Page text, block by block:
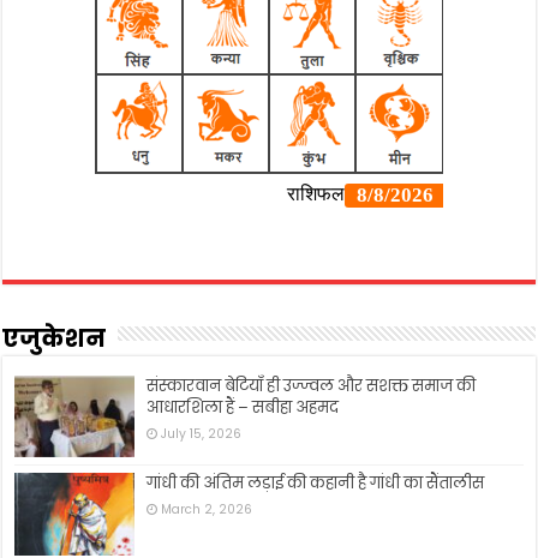
एजुकेशन
संस्कारवान बेटियाँ ही उज्ज्वल और सशक्त समाज की
आधारशिला हैं – सबीहा अहमद
July 15, 2026
गांधी की अंतिम लड़ाई की कहानी है गांधी का सैंतालीस
March 2, 2026